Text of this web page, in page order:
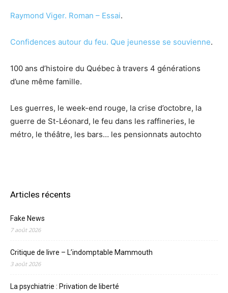
Raymond Viger. Roman – Essai.
Confidences autour du feu. Que jeunesse se souvienne.
100 ans d’histoire du Québec à travers 4 générations
d’une même famille.
Les guerres, le week-end rouge, la crise d’octobre, la
guerre de St-Léonard, le feu dans les raffineries, le
métro, le théâtre, les bars… les pensionnats autochto
Articles récents
Fake News
7 août 2026
Critique de livre – L’indomptable Mammouth
3 août 2026
La psychiatrie : Privation de liberté